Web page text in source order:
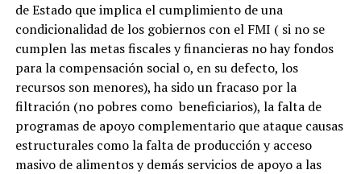
de Estado que implica el cumplimiento de una
condicionalidad de los gobiernos con el FMI ( si no se
cumplen las metas fiscales y financieras no hay fondos
para la compensación social o, en su defecto, los
recursos son menores), ha sido un fracaso por la
filtración (no pobres como beneficiarios), la falta de
programas de apoyo complementario que ataque causas
estructurales como la falta de producción y acceso
masivo de alimentos y demás servicios de apoyo a las